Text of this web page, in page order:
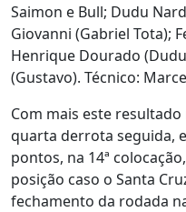
Saimon e Bull; Dudu
Giovanni (Gabriel Tota);
Henrique Dourado
(Gustavo). Técnico:
Com mais este
quarta derrota seguida,
pontos, na 14ª
posição caso o Santa
fechamento da rodada